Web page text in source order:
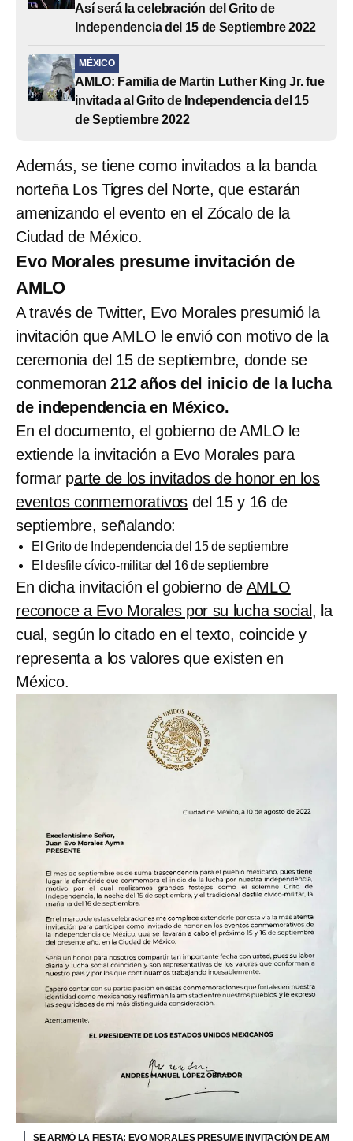
Así será la celebración del Grito de
Independencia del 15 de Septiembre 2022
MÉXICO
AMLO: Familia de Martin Luther King Jr. fue
invitada al Grito de Independencia del 15
de Septiembre 2022
Además, se tiene como invitados a la banda
norteña Los Tigres del Norte, que estarán
amenizando el evento en el Zócalo de la
Ciudad de México.
Evo Morales presume invitación de
AMLO
A través de Twitter, Evo Morales presumió la
invitación que AMLO le envió con motivo de la
ceremonia del 15 de septiembre, donde se
conmemoran 212 años del inicio de la lucha
de independencia en México.
En el documento, el gobierno de AMLO le
extiende la invitación a Evo Morales para
formar parte de los invitados de honor en los
eventos conmemorativos del 15 y 16 de
septiembre, señalando:
El Grito de Independencia del 15 de septiembre
El desfile cívico-militar del 16 de septiembre
En dicha invitación el gobierno de AMLO
reconoce a Evo Morales por su lucha social , la
cual, según lo citado en el texto, coincide y
representa a los valores que existen en
México.
SE ARMÓ LA FIESTA: EVO MORALES PRESUME INVITACIÓN DE AM